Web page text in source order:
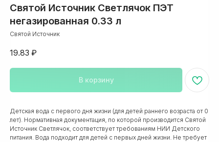
+7 495 150-03-51-
Москва и МО
8 800 222 19 16-
Бесплатный по России
Святой Источник Светлячок ПЭТ
негазированная 0.33 л
Святой Источник
19.83 ₽
В корзину
Детская вода с первого дня жизни (для детей раннего возраста от 0
лет). Нормативная документация, по которой производится Святой
Источник Светлячок, соответствует требованиям НИИ Детского
питания. Вода подходит для детей с первых дней жизни. Не требует
+93
Я согласен на обработку персональных данных
Получить ПРАЙС-ЛИСТ